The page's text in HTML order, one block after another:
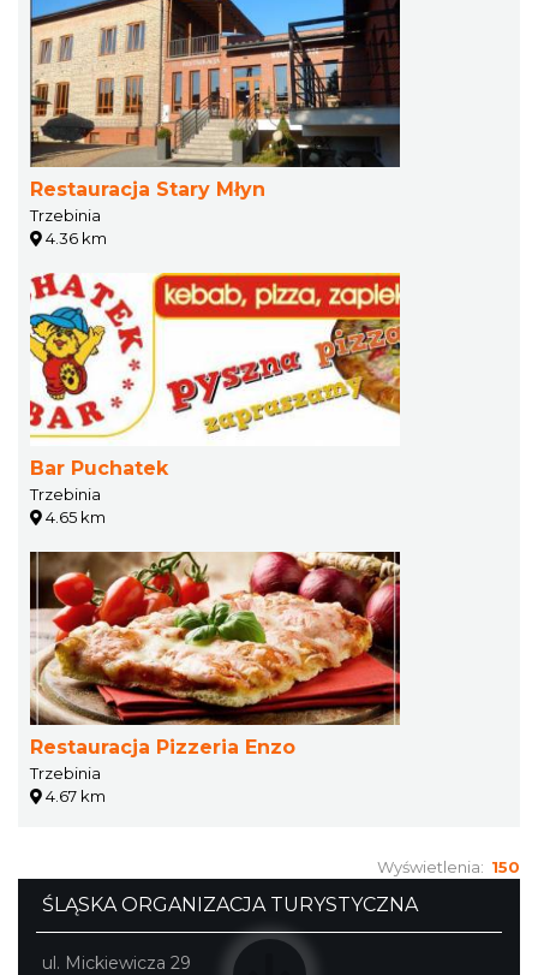
Restauracja Stary Młyn
Trzebinia
4.36 km
Bar Puchatek
Trzebinia
4.65 km
Restauracja Pizzeria Enzo
Trzebinia
4.67 km
Wyświetlenia: 150
ŚLĄSKA ORGANIZACJA TURYSTYCZNA
ul. Mickiewicza 29